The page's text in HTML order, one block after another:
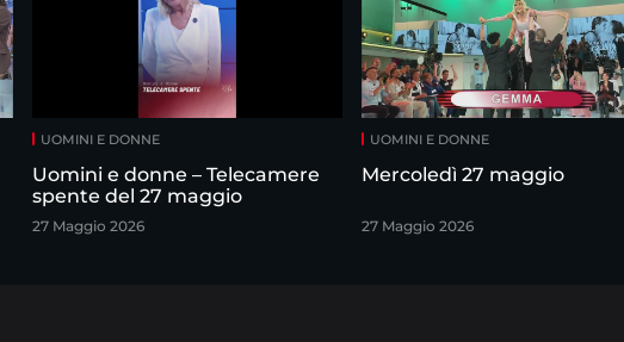
UOMINI E DONNE
Uomini e donne – Telecamere
spente del 27 maggio
27 Maggio 2026
UOMINI E DONNE
Mercoledì 27 maggio
27 Maggio 2026